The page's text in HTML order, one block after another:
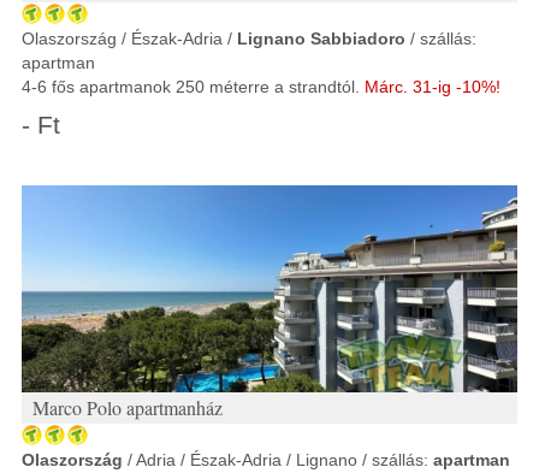
Olaszország / Észak-Adria / Lignano Sabbiadoro / szállás:
apartman
4-6 fős apartmanok 250 méterre a strandtól. Márc. 31-ig -10%!
- Ft
Marco Polo apartmanház
Olaszország / Adria / Észak-Adria / Lignano / szállás: apartman